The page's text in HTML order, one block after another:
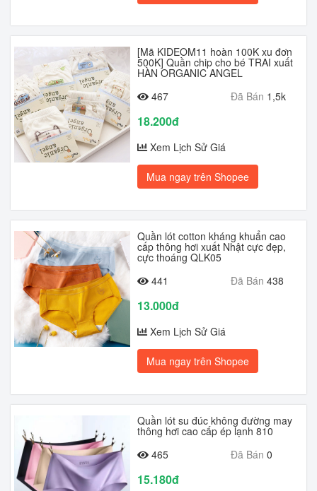
[Mã KIDEOM11 hoàn 100K xu đơn
500K] Quần chip cho bé TRAI xuất
HÀN ORGANIC ANGEL
467
Đã Bán 1,5k
18.200đ
Xem Lịch Sử Giá
Mua ngay trên Shopee
Quần lót cotton kháng khuẩn cao
cấp thông hơi xuất Nhật cực đẹp,
cực thoáng QLK05
441
Đã Bán 438
13.000đ
Xem Lịch Sử Giá
Mua ngay trên Shopee
Quần lót su đúc không đường may
thông hơi cao cấp ép lạnh 810
465
Đã Bán 0
15.180đ